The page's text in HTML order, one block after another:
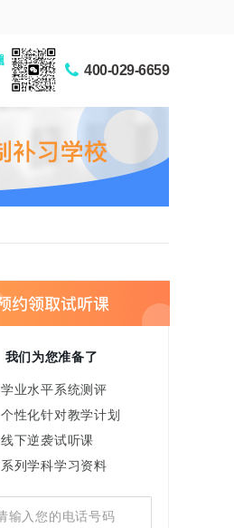
400-029-6659
我们为您准备了
学业水平系统测评
个性化针对教学计划
线下逆袭试听课
系列学科学习资料